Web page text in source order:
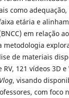
como
etária e
em relação
metodologia
de materiais
121 vídeos 3D
Vlog, visando
com foco